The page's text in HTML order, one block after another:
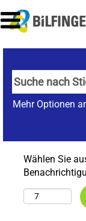
Mehr Optionen
Wählen Sie